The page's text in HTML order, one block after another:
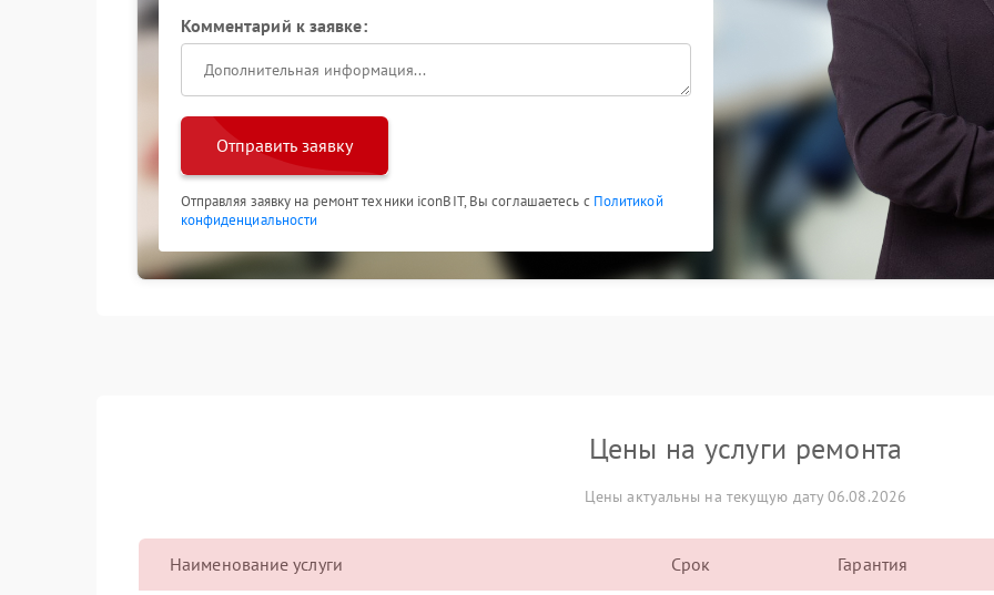
Комментарий к заявке:
Отправить заявку
Отправляя заявку на ремонт техники iconBIT, Вы соглашаетесь с Политикой
конфиденциальности
Цены на услуги ремонта
Цены актуальны на текущую дату 06.08.2026
Наименование услуги Срок Гарантия